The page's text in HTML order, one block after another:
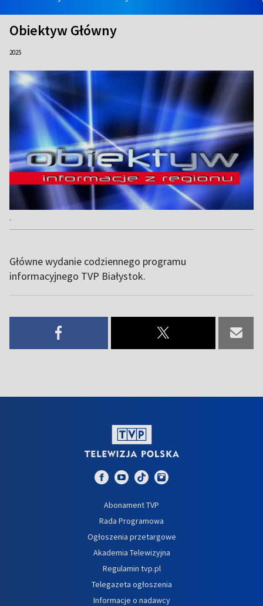
Obiektyw Główny
2025
.
Główne wydanie codziennego programu
informacyjnego TVP Białystok.
Abonament TVP
Rada Programowa
Ogłoszenia przetargowe
Akademia Telewizyjna
Regulamin tvp.pl
Telegazeta ogłoszenia
Informacje o nadawcy